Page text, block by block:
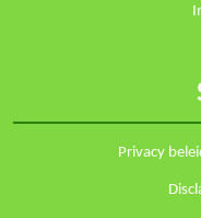
Privacy